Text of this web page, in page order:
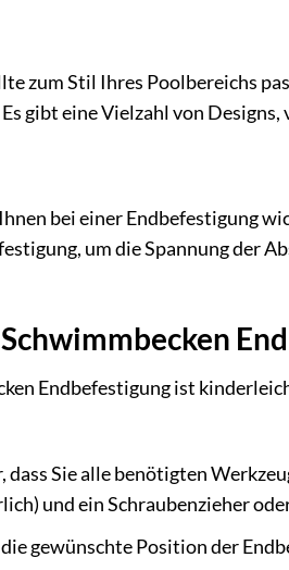
zum Stil Ihres Poolbereichs
gibt eine Vielzahl von
bei einer Endbefestigung
um die Spannung der
Endbefestigung ist
dass Sie alle benötigten
und ein Schraubenzieher
gewünschte Position der